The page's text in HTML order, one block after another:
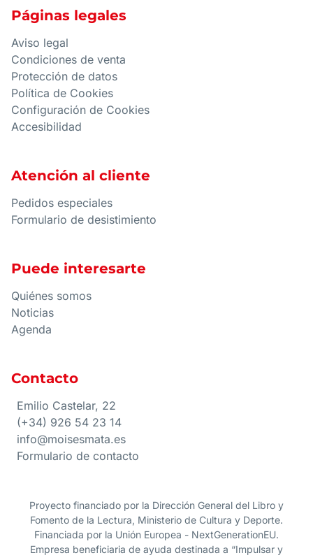
Páginas legales
Aviso legal
Condiciones de venta
Protección de datos
Política de Cookies
Configuración de Cookies
Accesibilidad
Atención al cliente
Pedidos especiales
Formulario de desistimiento
Puede interesarte
Quiénes somos
Noticias
Agenda
Contacto
Emilio Castelar, 22
(+34) 926 54 23 14
info@moisesmata.es
Formulario de contacto
Proyecto financiado por la Dirección General del Libro y
Fomento de la Lectura, Ministerio de Cultura y Deporte.
Financiada por la Unión Europea - NextGenerationEU.
Empresa beneficiaria de ayuda destinada a “Impulsar y